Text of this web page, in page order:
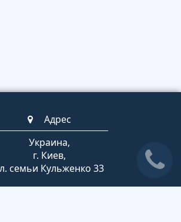
Адрес
Украина,
г. Киев,
семьи Кульженко 33